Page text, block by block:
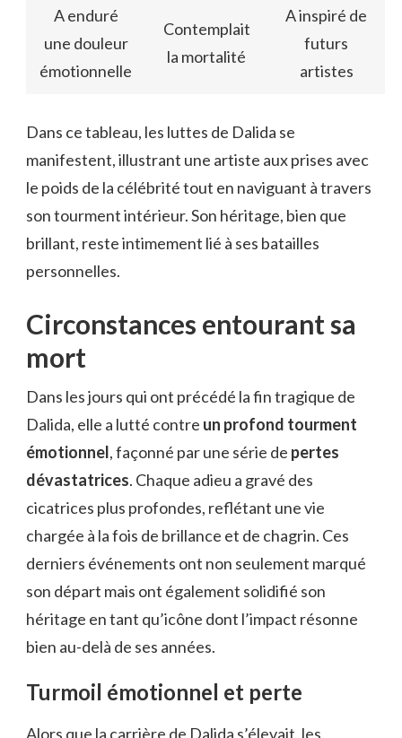
A enduré
une douleur
émotionnelle
Contemplait
la mortalité
A inspiré de
futurs
artistes
Dans ce tableau, les luttes de Dalida se
manifestent, illustrant une artiste aux prises avec
le poids de la célébrité tout en naviguant à travers
son tourment intérieur. Son héritage, bien que
brillant, reste intimement lié à ses batailles
personnelles.
Circonstances entourant sa
mort
Dans les jours qui ont précédé la fin tragique de
Dalida, elle a lutté contre un profond tourment
émotionnel, façonné par une série de pertes
dévastatrices. Chaque adieu a gravé des
cicatrices plus profondes, reflétant une vie
chargée à la fois de brillance et de chagrin. Ces
derniers événements ont non seulement marqué
son départ mais ont également solidifié son
héritage en tant qu’icône dont l’impact résonne
bien au-delà de ses années.
Turmoil émotionnel et perte
Alors que la carrière de Dalida s’élevait, les